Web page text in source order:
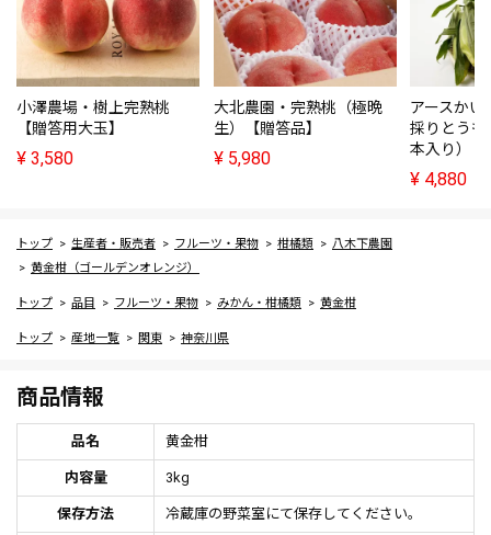
小澤農場・樹上完熟桃
【贈答用大玉】
¥ 3,580
大北農園・完熟桃（極晩
生）【贈答品】
¥ 5,980
アースかい
採りとう
本入り）
¥ 4,880
トップ 生産者・販売者 フルーツ・果物 柑橘類
八木下農園
黄金柑（ゴールデンオレンジ）
トップ 品目 フルーツ・果物 みかん・柑橘類 黄金柑
トップ 産地一覧 関東 神奈川県
商品情報
品名 黄金柑
内容量 3kg
保存方法 冷蔵庫の野菜室にて保存してください。